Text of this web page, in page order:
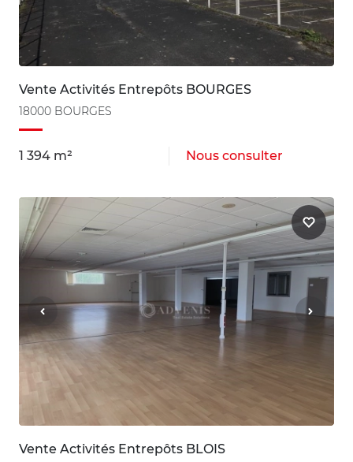
Vente Activités Entrepôts BOURGES
18000 BOURGES
1 394 m² Nous consulter
Vente Activités Entrepôts BLOIS